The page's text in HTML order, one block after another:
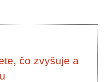
čo zvyšuje a